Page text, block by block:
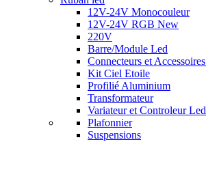
la
page
du
produit
12V-24V Monocouleur
12V-24V RGB New
220V
Barre/Module Led
Connecteurs et Accessoires
Kit Ciel Etoile
Profilié Aluminium
Transformateur
Variateur et Controleur Led
Plafonnier
Suspensions